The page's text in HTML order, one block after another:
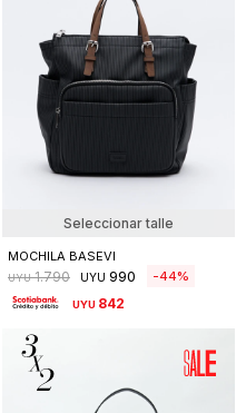
Seleccionar talle
MOCHILA BASEVI
UYU 1.790 UYU 990 44
UYU 842